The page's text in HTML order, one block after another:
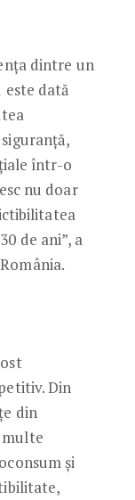
dintre un
dată
într-o
nu doar
de ani”, a
Din
din
multe
și